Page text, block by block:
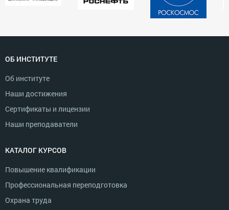
ОБ ИНСТИТУТЕ
Об институте
Наши достижения
Сертификаты и лицензии
Наши преподаватели
КАТАЛОГ КУРСОВ
Повышение квалификации
Профессиональная переподготовка
Охрана труда